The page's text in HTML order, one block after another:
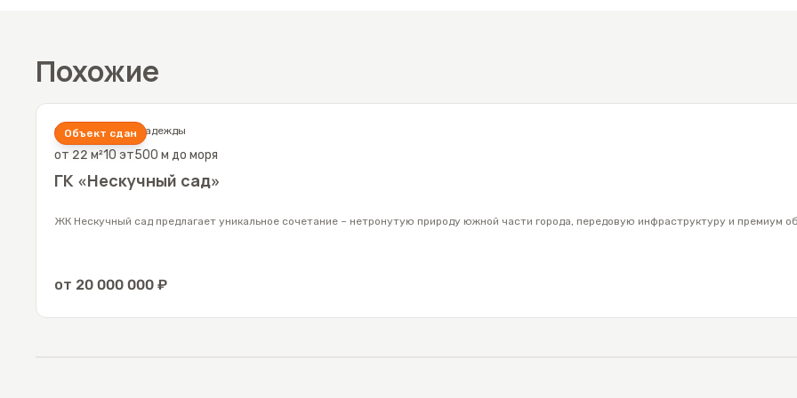
этом рынке и обладает большим опытом в строительстве. Для жителей дома предусмотрен одноэтажный
Если Вас заинтересовал данный жилой комплекс, звоните! Мы все Вам расскажем и устроим интересный
Похожие
Объект сдан
Сочи,Адлер, ул Надежды
от 22 м²10 эт500 м до моря
ГК «Нескучный сад»
ЖК Нескучный сад предлагает уникальное сочетание – нетронутую природу южной части города, передовую инфраструктуру и премиум
от 20 000 000 ₽